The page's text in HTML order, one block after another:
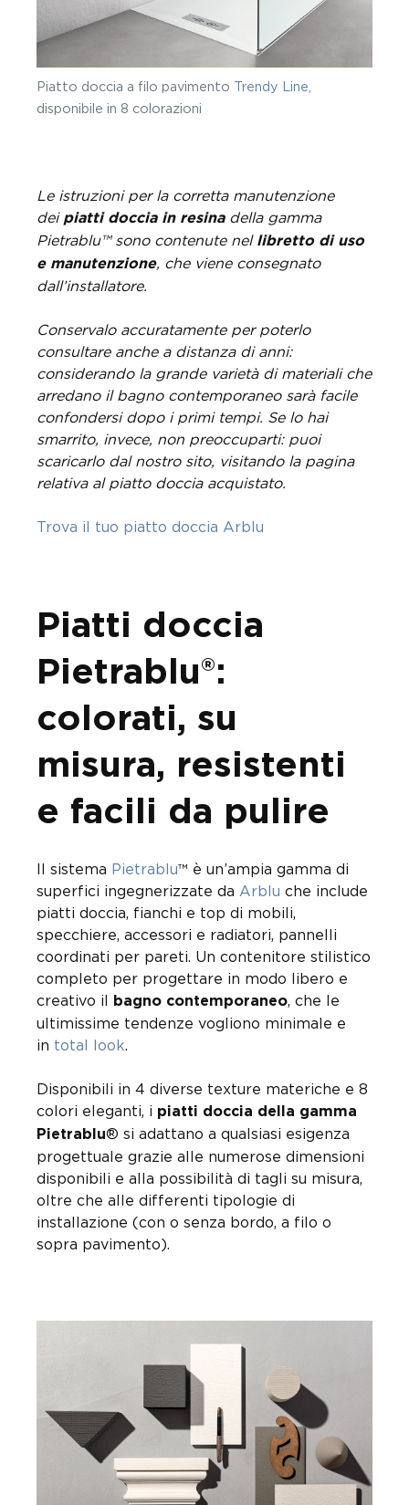
Piatto doccia a filo pavimento Trendy Line
disponibile in 8 colorazioni
Le istruzioni per la corretta manutenzione
dei piatti doccia in resinadella gamma
Pietrablu™ sono contenute nel libretto di uso
e manutenzione, che viene consegnato
dall’installatore.
Conservalo accuratamente per poterlo
consultare anche a distanza di anni:
considerando la grande varietà di materiali che
arredano il bagno contemporaneo sarà facile
confondersi dopo i primi tempi. Se lo hai
smarrito, invece, non preoccuparti: puoi
scaricarlo dal nostro sito, visitando la pagina
relativa al piatto doccia acquistato.
Trova il tuo piatto doccia Arblu
Piatti doccia
Pietrablu®:
colorati, su
misura, resistenti
e facili da pulire
Il sistema Pietrablu™ è un’ampia gamma di
superfici ingegnerizzate da Arblu che include
piatti doccia, fianchi e top di mobili,
specchiere, accessori e radiatori, pannelli
coordinati per pareti. Un contenitore stilistico
completo per progettare in modo libero e
creativo il
bagno contemporaneo, che le
ultimissime tendenze vogliono minimale e
in total look.
Disponibili in 4 diverse texture materiche e 8
colori eleganti, i piatti doccia della gamma
Pietrablu® si adattano a qualsiasi esigenza
progettuale grazie alle numerose dimensioni
disponibili e alla possibilità di tagli su misura,
oltre che alle differenti tipologie di
installazione (con o senza bordo, a filo o
sopra pavimento).